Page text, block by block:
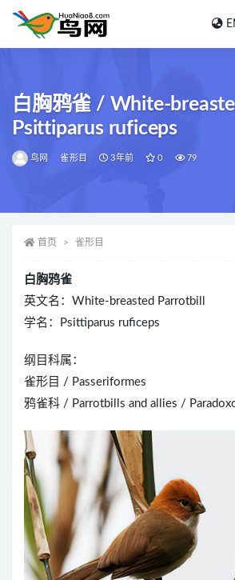
白胸鸦雀 / White-
Psittiparus ruficeps
鸟网 雀形目 3年前 0 79
首页 雀形目
白胸鸦雀
英文名：White-breasted Parrotbill
学名：Psittiparus ruficeps
纲目科属：
雀形目 / Passeriformes
鸦雀科 / Parrotbills and allies /